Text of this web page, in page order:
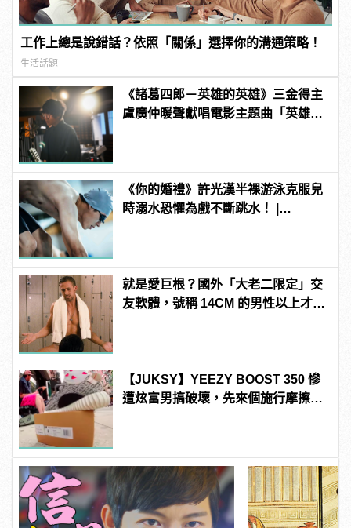
工作上總是說錯話？依照「關係」選擇你的溝通策略！
生活話題
《諸葛四郎－英雄的英雄》三金得主
盧廣仲暖聲獻唱電影主題曲「英雄」
《你的婚禮》許光漢半裸游泳克服兒
時溺水恐懼為戲不斷跳水！ |
就是愛巨根？國外「大老二限定」交
友軟體，號稱 14CM 的男性以上才給
【JUKSY】YEEZY BOOST 350 慘
遭炫富男搞破壞，先來個施行摩擦之